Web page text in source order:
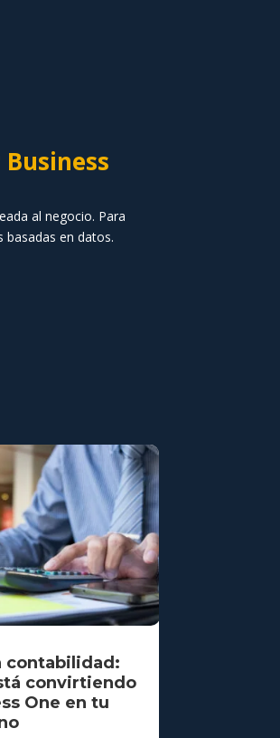
al negocio. Para
basadas en datos.
contabilidad:
convirtiendo
One en tu